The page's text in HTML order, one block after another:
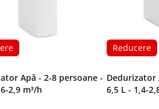
Apă - 2-8 persoane -
2,9 m³/h
Reducere
Dedurizator
6,5 L - 1,4-